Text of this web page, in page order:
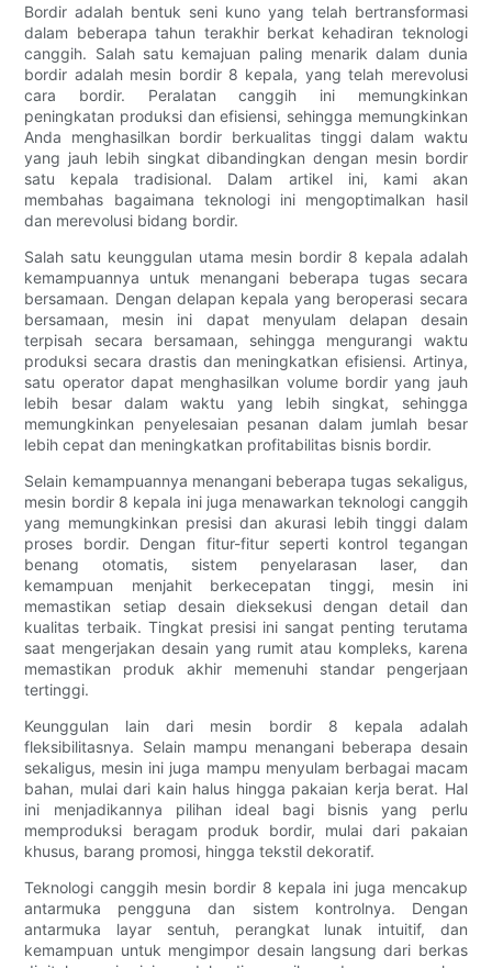
Bordir adalah bentuk seni kuno yang telah bertransformasi
dalam beberapa tahun terakhir berkat kehadiran teknologi
canggih. Salah satu kemajuan paling menarik dalam dunia
bordir adalah mesin bordir 8 kepala, yang telah merevolusi
cara bordir. Peralatan canggih ini memungkinkan
peningkatan produksi dan efisiensi, sehingga memungkinkan
Anda menghasilkan bordir berkualitas tinggi dalam waktu
yang jauh lebih singkat dibandingkan dengan mesin bordir
satu kepala tradisional. Dalam artikel ini, kami akan
membahas bagaimana teknologi ini mengoptimalkan hasil
dan merevolusi bidang bordir.
Salah satu keunggulan utama mesin bordir 8 kepala adalah
kemampuannya untuk menangani beberapa tugas secara
bersamaan. Dengan delapan kepala yang beroperasi secara
bersamaan, mesin ini dapat menyulam delapan desain
terpisah secara bersamaan, sehingga mengurangi waktu
produksi secara drastis dan meningkatkan efisiensi. Artinya,
satu operator dapat menghasilkan volume bordir yang jauh
lebih besar dalam waktu yang lebih singkat, sehingga
memungkinkan penyelesaian pesanan dalam jumlah besar
lebih cepat dan meningkatkan profitabilitas bisnis bordir.
Selain kemampuannya menangani beberapa tugas sekaligus,
mesin bordir 8 kepala ini juga menawarkan teknologi canggih
yang memungkinkan presisi dan akurasi lebih tinggi dalam
proses bordir. Dengan fitur-fitur seperti kontrol tegangan
benang otomatis, sistem penyelarasan laser, dan
kemampuan menjahit berkecepatan tinggi, mesin ini
memastikan setiap desain dieksekusi dengan detail dan
kualitas terbaik. Tingkat presisi ini sangat penting terutama
saat mengerjakan desain yang rumit atau kompleks, karena
memastikan produk akhir memenuhi standar pengerjaan
tertinggi.
Keunggulan lain dari mesin bordir 8 kepala adalah
fleksibilitasnya. Selain mampu menangani beberapa desain
sekaligus, mesin ini juga mampu menyulam berbagai macam
bahan, mulai dari kain halus hingga pakaian kerja berat. Hal
ini menjadikannya pilihan ideal bagi bisnis yang perlu
memproduksi beragam produk bordir, mulai dari pakaian
khusus, barang promosi, hingga tekstil dekoratif.
Teknologi canggih mesin bordir 8 kepala ini juga mencakup
antarmuka pengguna dan sistem kontrolnya. Dengan
antarmuka layar sentuh, perangkat lunak intuitif, dan
kemampuan untuk mengimpor desain langsung dari berkas